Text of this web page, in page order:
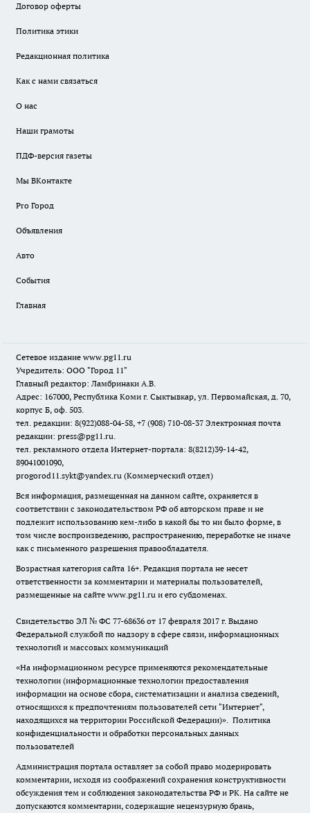
Договор оферты
Политика этики
Редакционная политика
Как с нами связаться
О нас
Наши грамоты
ПДФ-версия газеты
Мы ВКонтакте
Pro Город
Объявления
Авто
События
Главная
Сетевое издание www.pg11.ru
Учредитель: ООО "Город 11"
Главный редактор: Ламбринаки А.В.
Адрес: 167000, Республика Коми г. Сыктывкар, ул. Первомайская, д. 70,
корпус Б, оф. 503.
тел. редакции: 8(922)088-04-58, +7 (908) 710-08-37 Электронная почта
редакции: press@pg11.ru.
тел. рекламного отдела Интернет-портала: 8(8212)39-14-42,
89041001090,
progorod11.sykt@yandex.ru (Коммерческий отдел)
Вся информация, размещенная на данном сайте, охраняется в
соответствии с законодательством РФ об авторском праве и не
подлежит использованию кем-либо в какой бы то ни было форме, в
том числе воспроизведению, распространению, переработке не иначе
как с письменного разрешения правообладателя.
Возрастная категория сайта 16+. Редакция портала не несет
ответственности за комментарии и материалы пользователей,
размещенные на сайте www.pg11.ru и его субдоменах.
Свидетельство ЭЛ № ФС 77-68636 от 17 февраля 2017 г. Выдано
Федеральной службой по надзору в сфере связи, информационных
технологий и массовых коммуникаций
«На информационном ресурсе применяются рекомендательные
технологии (информационные технологии предоставления
информации на основе сбора, систематизации и анализа сведений,
относящихся к предпочтениям пользователей сети "Интернет",
находящихся на территории Российской Федерации)». Политика
конфиденциальности и обработки персональных данных
пользователей
Администрация портала оставляет за собой право модерировать
комментарии, исходя из соображений сохранения конструктивности
обсуждения тем и соблюдения законодательства РФ и РК. На сайте не
допускаются комментарии, содержащие нецензурную брань,